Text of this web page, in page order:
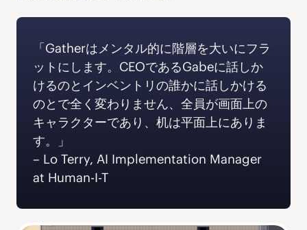
「Gatherはメンタル的に階層を大いにフラ
ットにします。CEOであるGabeに話しか
けるのとインベントリの誰かに話しかける
のとで全く変わりません、全員が画面上の
キャラクターであり、机は平面上にありま
す。」
‍– Lo Terry, AI Implementation Manager
at Human-I-T